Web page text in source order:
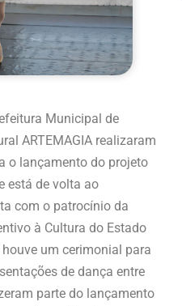
Municipal de
ARTEMAGIA realizaram
o lançamento do projeto
está de volta ao
com o patrocínio da
à Cultura do Estado
um cerimonial para
de dança entre
parte do lançamento